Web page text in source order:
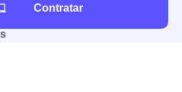
Reino Unido
Contratar